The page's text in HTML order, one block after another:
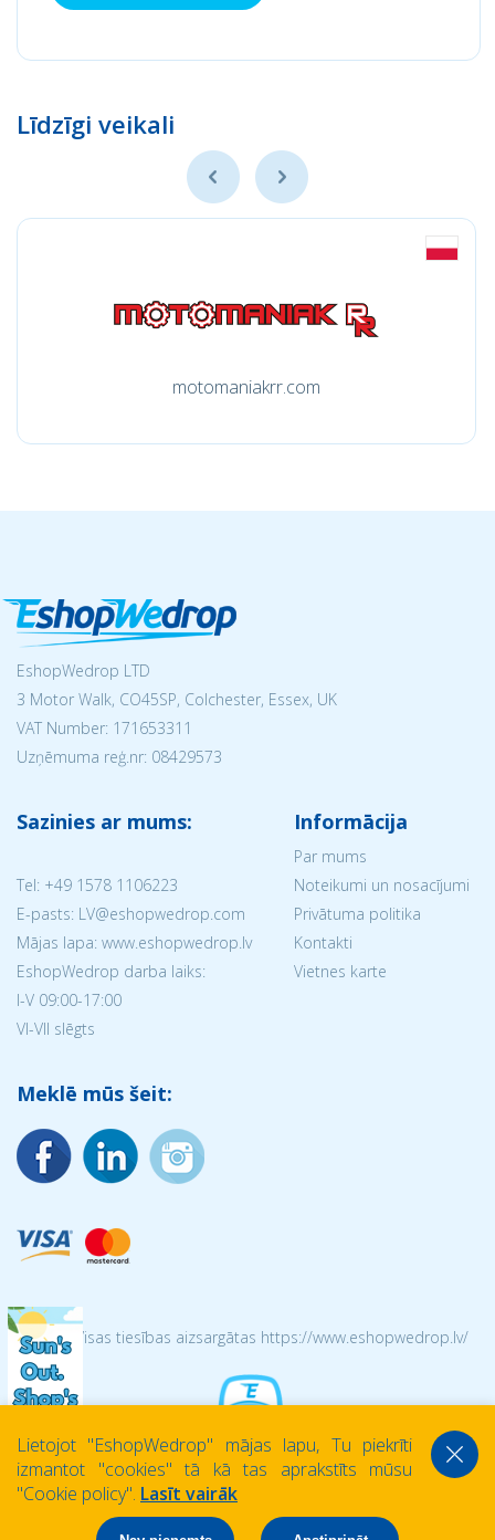
Līdzīgi veikali
motomaniakrr.com
EshopWedrop LTD
3 Motor Walk, CO45SP, Colchester, Essex, UK
VAT Number: 171653311
Uzņēmuma reģ.nr: 08429573
Sazinies ar mums:
Tel: +49 1578 1106223
E-pasts: LV@eshopwedrop.com
Mājas lapa: www.eshopwedrop.lv
EshopWedrop darba laiks:
I-V 09:00-17:00
VI-VII slēgts
Informācija
Par mums
Noteikumi un nosacījumi
Privātuma politika
Kontakti
Vietnes karte
Meklē mūs šeit:
© 2026 Visas tiesības aizsargātas https://www.eshopwedrop.lv/
Lietojot ''EshopWedrop'' mājas lapu, Tu piekrīti
izmantot ''cookies'' tā kā tas aprakstīts mūsu
''Cookie policy''. Lasīt vairāk